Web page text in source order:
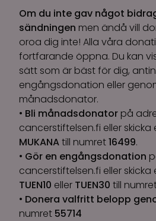
Om du inte gav något
sändningen men ändå vill
oroa dig inte! Alla våra
fortfarande öppna. Du kan
sätt som är bäst för dig,
engångsdonation eller
månadsdonator.
• Bli månadsdonator på
cancerstiftelsen.fi eller skicka
MUKANAtill numret16499.
• Gör en engångsdonation
cancerstiftelsen.fi eller skicka
TUEN10 eller TUEN30 till
• Donera valfritt belopp
numret 55714